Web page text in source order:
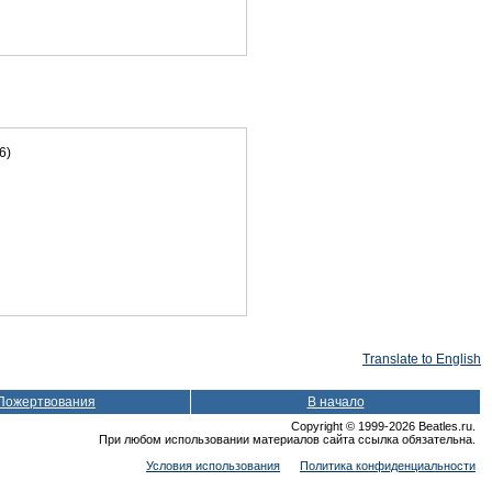
Translate to English
В начало
Copyright © 1999-2026 Beatles.ru.
При любом использовании материалов сайта ссылка обязательна.
Условия использования
Политика конфиденциальности